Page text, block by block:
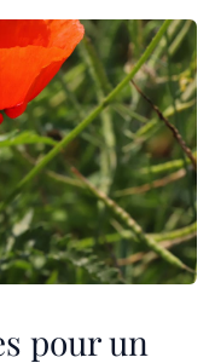
pour un